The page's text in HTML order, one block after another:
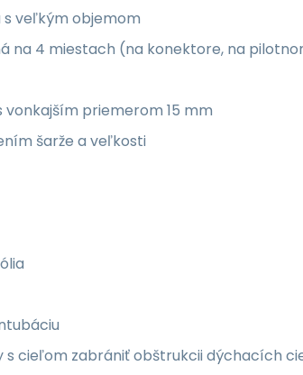
s veľkým objemom
na 4 miestach (na konektore, na
priemerom 15 mm
šarže a veľkosti
s cieľom zabrániť obštrukcii dýchacích